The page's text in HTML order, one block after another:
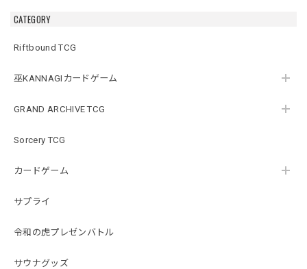
CATEGORY
Riftbound TCG
巫KANNAGIカードゲーム
GRAND ARCHIVE TCG
Sorcery TCG
カードゲーム
サプライ
令和の虎プレゼンバトル
サウナグッズ